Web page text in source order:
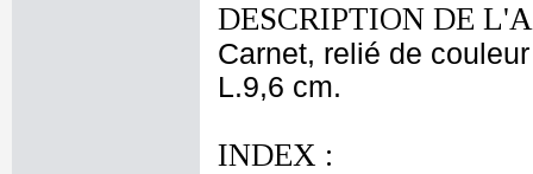
DESCRIPTION DE
Carnet, relié de
L.9,6 cm.
INDEX :